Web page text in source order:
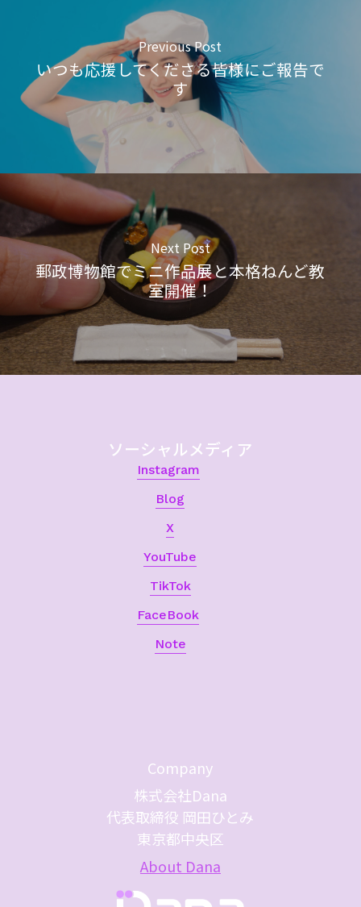
Previous Post
いつも応援してくださる皆様にご報告で
す
Next Post
郵政博物館でミニ作品展と本格ねんど教
室開催！
ソーシャルメディア
Instagram
Blog
X
YouTube
TikTok
FaceBook
Note
Company
株式会社Dana
代表取締役 岡田ひとみ
東京都中央区
About Dana